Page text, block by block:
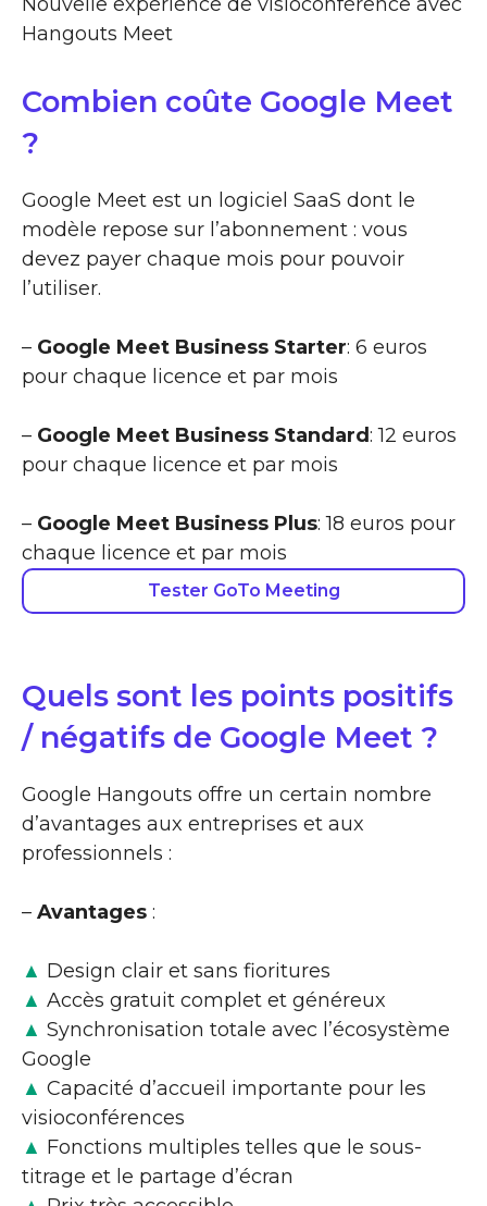
Hangouts Meet
Combien coûte Google Meet
?
Google Meet est un logiciel SaaS dont le
modèle repose sur l’abonnement : vous
devez payer chaque mois pour pouvoir
l’utiliser.
– Google Meet Business Starter: 6 euros
pour chaque licence et par mois
– Google Meet Business Standard: 12 euros
pour chaque licence et par mois
– Google Meet Business Plus: 18 euros pour
chaque licence et par mois
Tester GoTo Meeting
Quels sont les points positifs
/ négatifs de Google Meet ?
Google Hangouts offre un certain nombre
d’avantages aux entreprises et aux
professionnels :
– Avantages :
▲ Design clair et sans fioritures
▲ Accès gratuit complet et généreux
▲ Synchronisation totale avec l’écosystème
Google
▲ Capacité d’accueil importante pour les
visioconférences
▲ Fonctions multiples telles que le sous-
titrage et le partage d’écran